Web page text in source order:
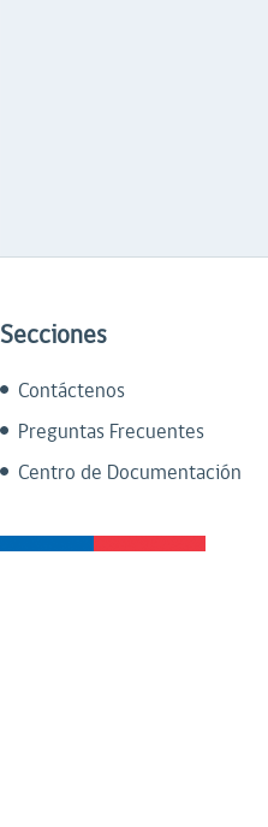
Secciones
Contáctenos
Preguntas Frecuentes
Centro de Documentación